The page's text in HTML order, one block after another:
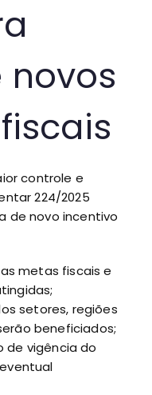
controle e
224/2025
de novo incentivo
metas fiscais e
setores, regiões
beneficiados;
de vigência do